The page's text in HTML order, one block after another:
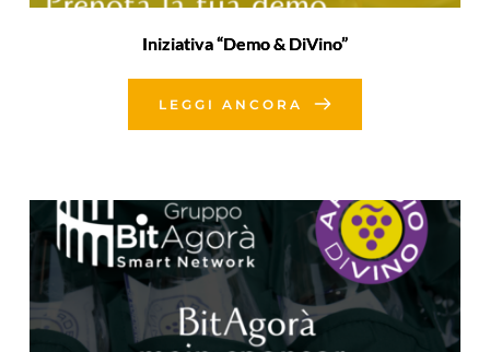
Iniziativa “Demo & DiVino”
LEGGI ANCORA